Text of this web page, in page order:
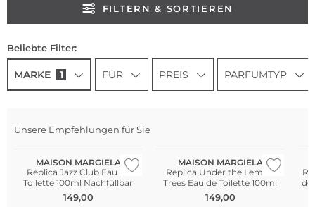
FILTERN & SORTIEREN
Beliebte Filter:
MARKE 1 FÜR PREIS PARFUMTYP
Unsere Empfehlungen für Sie
Bestseller
MAISON MARGIELA
Replica Jazz Club Eau de
Toilette 100ml Nachfüllbar
149,00
MAISON MARGIELA
Replica Under the Lemon
Trees Eau de Toilette 100ml
149,00
de